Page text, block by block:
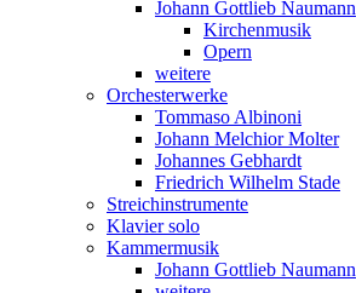
Johann Gottlieb Naumann
Kirchenmusik
Opern
weitere
Orchesterwerke
Tommaso Albinoni
Johann Melchior Molter
Johannes Gebhardt
Friedrich Wilhelm Stade
Streichinstrumente
Klavier solo
Kammermusik
Johann Gottlieb Naumann